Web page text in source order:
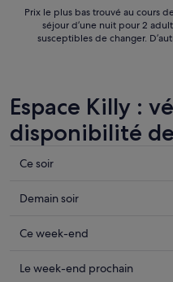
Prix le plus bas trouvé au cours
séjour d’une nuit pour 2
susceptibles de changer.
Espace Killy :
disponibilité
Consulter
prix
Espace
pour
Ce soir
Consulter
prix
Espace
Demain soir
Consulter
prix
Ce week-end
Consulter
Le week-end prochain